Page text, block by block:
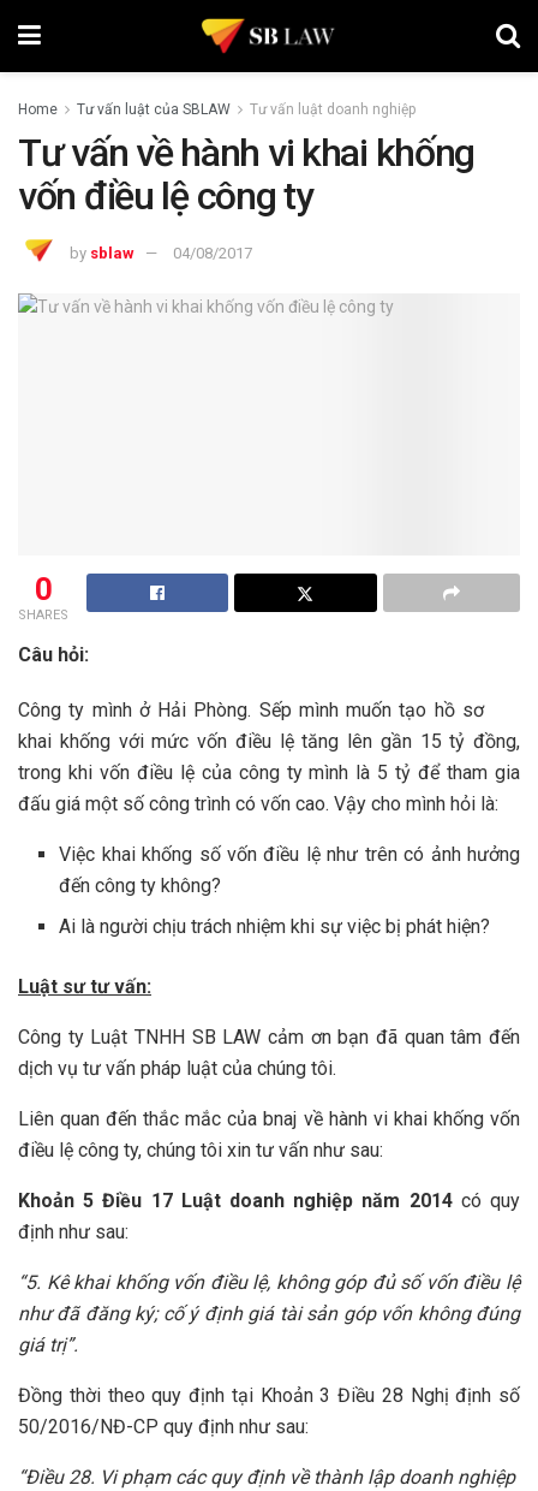
Home Tư vấn luật của SBLAW Tư vấn luật doanh nghiệp
Tư vấn về hành vi khai khống
vốn điều lệ công ty
by sblaw 04/08/2017
0
SHARES
Câu hỏi:
Công ty mình ở Hải Phòng. Sếp mình muốn tạo hồ sơ
khai khống với mức vốn điều lệ tăng lên gần 15 tỷ đồng,
trong khi vốn điều lệ của công ty mình là 5 tỷ để tham gia
đấu giá một số công trình có vốn cao. Vậy cho mình hỏi là:
Việc khai khống số vốn điều lệ như trên có ảnh hưởng
đến công ty không?
Ai là người chịu trách nhiệm khi sự việc bị phát hiện?
Luật sư tư vấn:
Công ty Luật TNHH SB LAW cảm ơn bạn đã quan tâm đến
dịch vụ tư vấn pháp luật của chúng tôi.
Liên quan đến thắc mắc của bnaj về hành vi khai khống vốn
điều lệ công ty, chúng tôi xin tư vấn như sau:
Khoản 5 Điều 17 Luật doanh nghiệp năm 2014có quy
định như sau:
“5. Kê khai khống vốn điều lệ, không góp đủ số vốn điều lệ
như đã đăng ký; cố ý định giá tài sản góp vốn không đúng
giá trị”.
Đồng thời theo quy định tại Khoản 3 Điều 28 Nghị định số
50/2016/NĐ-CP quy định như sau:
“Điều 28. Vi phạm các quy định về thành lập doanh nghiệp